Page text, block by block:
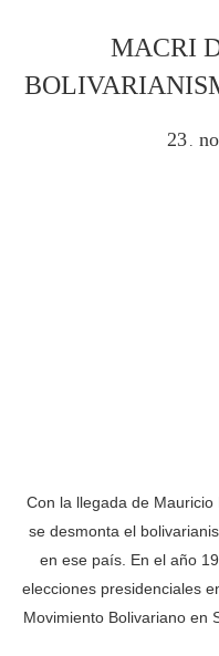
MACRI
23
Con la llegada de Mauricio
se desmonta el
en ese país. En el año
elecciones presidenciales
Movimiento Bolivariano en